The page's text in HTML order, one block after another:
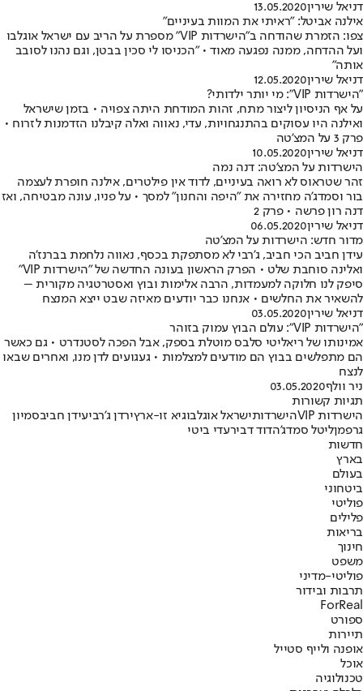
דניאל שירין13.05.2020
אילנה אביטל: "ראיתי את המוות בעיניים"
צפו: הזמרת שהודחה ב"הישרדות VIP" מספרת על הריב עם ישראל אוגלבו
ועל ההדחה, ממנה נפגעה מאוד • "הכניסו לי סכין בבטן, וגם נהנו לסובב
אותה"
דניאל שירין12.05.2020
"הישרדות VIP": מי יותר ילדותי?
על אף הניסיון ליצור מתח, זהות המודחת היתה צפויה • בזמן שישראל
ואילנה היו עסוקים בהתנגחויות, עדי, נאווה ואלה קיבלנו הזדמנות לזרוח •
פרק 3 על המצ'טה
דניאל שירין10.05.2020
הישרדות על המצ'טה: דנה נמה
זהר שטראוס לא רואה בעיניים, לדוד אין פילטרים, אילנה חופרת לעצמה
בור וסמדג'ה מחזירה את "היפה והחנון" למסך • על פניו, עונה מבטיחה, ואז
דנה רון פרשה • פרק 2
דניאל שירין06.05.2020
מדור חדש: הישרדות על המצ'טה
עידן חביב הכי חביב, ג'רבי לא מסתפקת בכסף, נאווה נלחמת בברנז'ה
ואלינה סוחבת שלט • הפרק הראשון בעונה החדשה של "הישרדות VIP"
סיפק לנו חלוקה למעמדות, הרבה אלימות ובוץ ואסטרטגיה מקורית –
להשאיר את החלשים • אנחנו כבר יודעים מאיזה שבט ייצא המנצח
דניאל שירין03.05.2020
"הישרדות VIP": עולם הבוץ עמוק בזוהר
אמינותו של ריאליטי סלבס מוטלת בספק, אבל הפכה לסטנדרט • גם כאשר
הם מתפלשים בבוץ הם מודעים למצלמות • געגועים לדן מנו, ואחרים שבאו
לנצח
ניר וולף03.05.2020
תגיות קשורות
הישרדות VIP
הישרדותישראל אוגלבוגיא זו-ארץירדן ג'רביעידן חביבסמיון
גרפמןליטל סמדג'הדוד דבירעדי ביטי
חדשות
בארץ
בעולם
ביטחוני
פוליטי
פלילים
בריאות
חינוך
משפט
פוליטי-מדיני
תרבות ובידור
ForReal
ספורט
תיירות
אופנה ולייף סטייל
אוכל
טכנולוגיה